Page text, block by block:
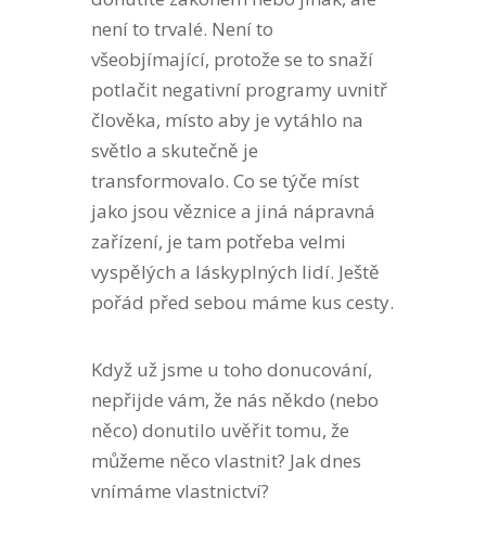
není to trvalé. Není to
všeobjímající, protože se to snaží
potlačit negativní programy uvnitř
člověka, místo aby je vytáhlo na
světlo a skutečně je
transformovalo. Co se týče míst
jako jsou věznice a jiná nápravná
zařízení, je tam potřeba velmi
vyspělých a láskyplných lidí. Ještě
pořád před sebou máme kus cesty.
Když už jsme u toho donucování,
nepřijde vám, že nás někdo (nebo
něco) donutilo uvěřit tomu, že
můžeme něco vlastnit? Jak dnes
vnímáme vlastnictví?